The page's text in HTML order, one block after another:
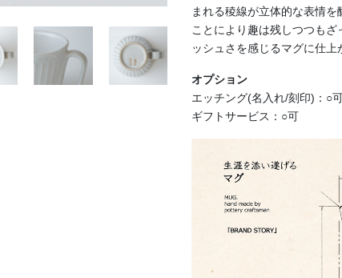
まれる稜線が立体的な表情
ことにより趣は残しつつも
ッシュさを感じるマグに仕上
オプション
エッチング(名入れ/刻印)：○
ギフトサービス：○可